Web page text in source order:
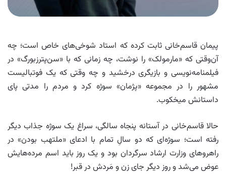
پیمان قاسم‌خانی ثابت کرده که استاد شوخی‌های خاص است؛ چه
آن‌وقتی که «مارمولک» را نوشت، چه زمانی که با «سن‌پترزبورگ» در
فیلمنامه‌نویسی و بازیگری درخشید و چه وقتی که یک فوتبالیست
مشهور را در مجموعه «پژمان» سوژه کرد و مردم را مدتی پای
داستانش میخکوب.
حالا قاسم‌خانی در آستانه پنجاه سالگی، سراغ یک سوژه جذاب دیگر
رفته است؛ سوژه‌ای که دو سالِ تمام با ادعای «ملتهب بودن» در
راهروهای وزارت ارشاد سرگردان بود و یک روز باید اسم مرده‌هایش
عوض می‌شد و روز دیگر جای زن و مَردش در قبر!